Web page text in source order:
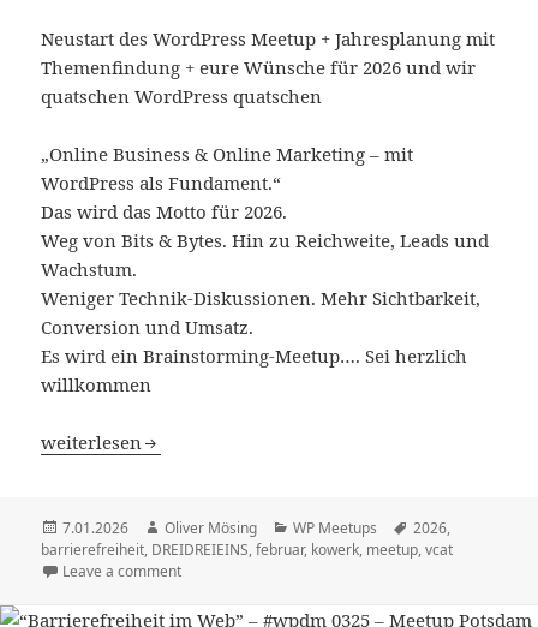
Neustart des WordPress Meetup + Jahresplanung mit
Themenfindung + eure Wünsche für 2026 und wir
quatschen WordPress quatschen
„Online Business & Online Marketing – mit
WordPress als Fundament.“
Das wird das Motto für 2026.
Weg von Bits & Bytes. Hin zu Reichweite, Leads und
Wachstum.
Weniger Technik-Diskussionen. Mehr Sichtbarkeit,
Conversion und Umsatz.
Es wird ein Brainstorming-Meetup…. Sei herzlich
willkommen
„New year, New yeah“ – Neustart des WordPress Meetup
weiterlesen
Veröffentlicht
am
7.01.2026 Autor
Oliver Mösing Kategorien
WP Meetups Schlagwörter
2026,
barrierefreiheit, DREIDREIEINS,februar, kowerk, meetup,vcat
Leave a comment